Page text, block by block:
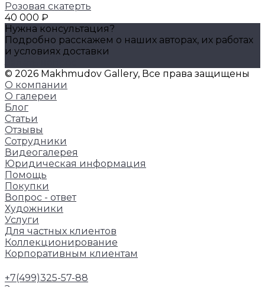
Розовая скатерть
40 000 ₽
Нужна консультация?
Подробно расскажем о наших авторах, их работах
и условиях доставки
© 2026 Makhmudov Gallery, Все права защищены
О компании
О галереи
Блог
Статьи
Отзывы
Сотрудники
Видеогалерея
Юридическая информация
Помощь
Покупки
Вопрос - ответ
Художники
Услуги
Для частных клиентов
Коллекционирование
Корпоративным клиентам
+7(499)325-57-88